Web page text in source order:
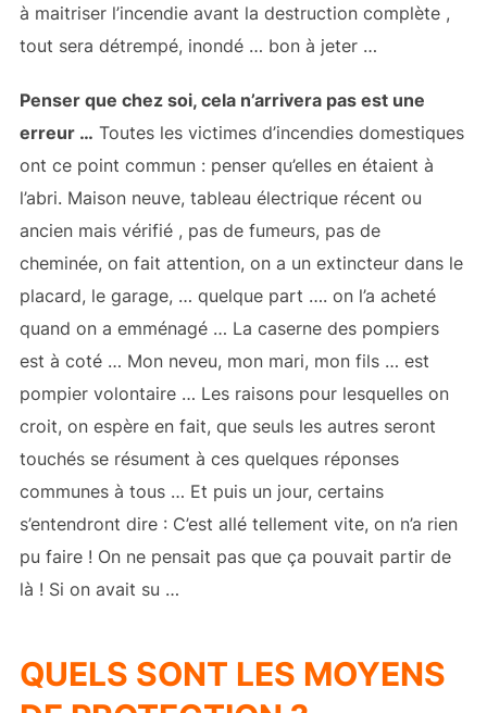
à maitriser l’incendie avant la destruction complète ,
tout sera détrempé, inondé … bon à jeter …
Penser que chez soi, cela n’arrivera pas est une
erreur … Toutes les victimes d’incendies domestiques
ont ce point commun : penser qu’elles en étaient à
l’abri. Maison neuve, tableau électrique récent ou
ancien mais vérifié , pas de fumeurs, pas de
cheminée, on fait attention, on a un extincteur dans le
placard, le garage, … quelque part …. on l’a acheté
quand on a emménagé … La caserne des pompiers
est à coté … Mon neveu, mon mari, mon fils … est
pompier volontaire … Les raisons pour lesquelles on
croit, on espère en fait, que seuls les autres seront
touchés se résument à ces quelques réponses
communes à tous … Et puis un jour, certains
s’entendront dire : C’est allé tellement vite, on n’a rien
pu faire ! On ne pensait pas que ça pouvait partir de
là ! Si on avait su …
QUELS SONT LES MOYENS